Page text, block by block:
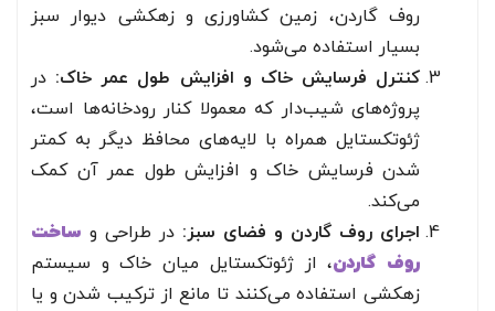
روف گاردن، زمین کشاورزی و زهکشی دیوار سبز
بسیار استفاده می‌شود.
کنترل فرسایش خاک و افزایش طول عمر خاک: در
پروژه‌های شیب‌دار که معمولا کنار رودخانه‌ها است،
ژئوتکستایل همراه با لایه‌های محافظ دیگر به کمتر
شدن فرسایش خاک و افزایش طول عمر آن کمک
می‌کند.
اجرای روف گاردن و فضای سبز: در طراحی و ساخت
روف گاردن، از ژئوتکستایل میان خاک و سیستم
زهکشی استفاده می‌کنند تا مانع از ترکیب شدن و یا